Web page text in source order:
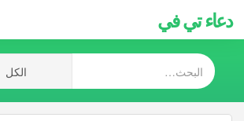
دعاء تي في